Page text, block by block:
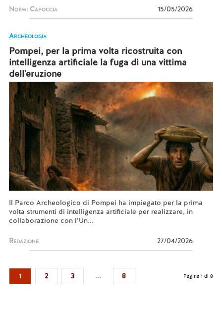
Noemi Capoccia 15/05/2026
Archeologia
Pompei, per la prima volta ricostruita con
intelligenza artificiale la fuga di una vittima
dell'eruzione
Il Parco Archeologico di Pompei ha impiegato per la prima
volta strumenti di intelligenza artificiale per realizzare, in
collaborazione con l’Un...
Redazione 27/04/2026
1 2 3 ... 8 Pagina 1 di 8